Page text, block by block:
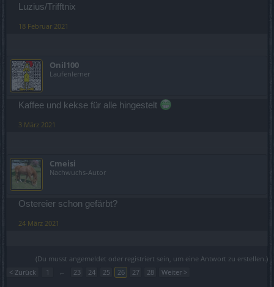
Luzius/Trifftnix
18 Februar 2021
Onil100
Laufenlerner
Kaffee und kekse für alle hingestelt
3 März 2021
Cmeisi
Nachwuchs-Autor
Ostereier schon gefärbt?
24 März 2021
(Du musst angemeldet oder registriert sein, um eine Antwort zu erstellen.)
< Zurück
1 ← 23 24 25 26 27 28 Weiter >